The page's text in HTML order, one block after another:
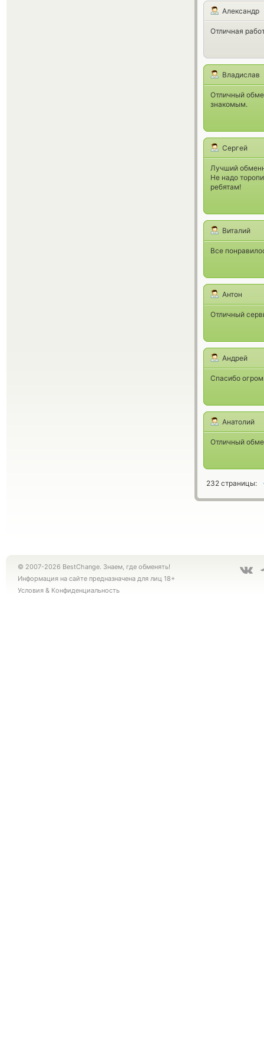
Александр
Отличная
Владислав
Отличный
знакомым.
Сергей
Лучший
Не надо
ребятам!
Виталий
Все
Антон
Отличный
Андрей
Спасибо
Анатолий
Отличный
232 страницы:
© 2007-2026 BestChange. Знаем, где обменять!
Информация на сайте предназначена для лиц 18+
Условия & Конфиденциальность